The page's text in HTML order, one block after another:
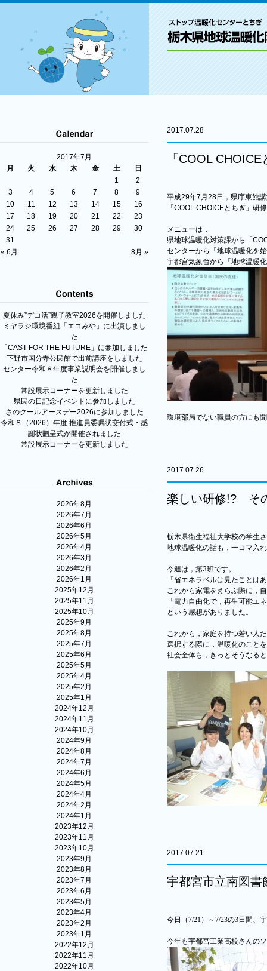
2017年7月
月
火 水 木 金 土 日
« 6月 8月 »
1
2
3
4 5 6 7 8
9
10
11 12 13 14 15
16
17
18 19 20 21 22
23
24
25 26 27 28 29
30
31
夏休み”デコ活”親子教室2026を開催しました
ミヤラジ環境番組「エコみや」に出演しまし
た
「CAST FOR THE FUTURE」に参加しました
下野市国分寺公民館で出前講座をしました
センター令和８年度事業説明会を開催しまし
た
常設展示コーナーを更新しました
県民の日記念イベントに参加しました
さのクールアースデー2026に参加しました
令和８（2026）年度 推進員委嘱状交付式・感
謝状贈呈式が開催されました
常設展示コーナーを更新しました
2026年8月
2026年7月
2026年6月
2026年5月
2026年4月
2026年3月
2026年2月
2026年1月
2025年12月
2025年11月
2025年10月
2025年9月
2025年8月
2025年7月
2025年6月
2025年5月
2025年4月
2025年2月
2025年1月
2024年12月
2024年11月
2024年10月
2024年9月
2024年8月
2024年7月
2024年6月
2024年5月
2024年4月
2024年2月
2024年1月
2023年12月
2023年11月
2023年10月
2023年9月
2023年8月
2023年7月
2023年6月
2023年5月
2023年4月
2023年2月
2023年1月
2022年12月
2022年11月
2022年10月
2017.07.28
「COOL
平成29年7月28日，県庁東館
「COOL CHOICEとちぎ」研
メニューは，
県地球温暖化対策課から「
センターから「地球温暖化を
宇都宮気象台から「地球温暖
環境部局でない職員の方にも
2017.07.26
楽しい研修!? そ
栃木県衛生福祉大学校の学生
地球温暖化の話も，一コマ入
今週は，第3班です。
「省エネラベルは見たことは
これから家電をえらぶ際に，
「電力自由化で，再生可能エ
という感想がありました。
これから，家庭を持つ若い人
選択する際に，温暖化のこと
社会全体も，きっとそうなる
2017.07.21
宇都宮市立南図書
今日（7/21）～7/23の3日間、
今年も宇都宮工業高校さんの